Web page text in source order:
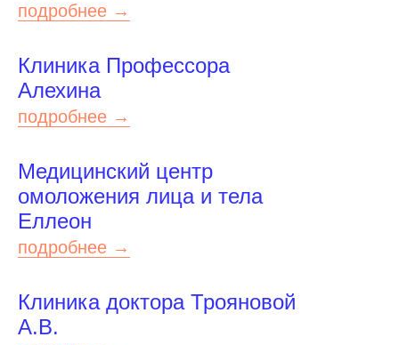
подробнее →
Клиника Профессора
Алехина
подробнее →
Медицинский центр
омоложения лица и тела
Еллеон
подробнее →
Клиника доктора Трояновой
А.В.